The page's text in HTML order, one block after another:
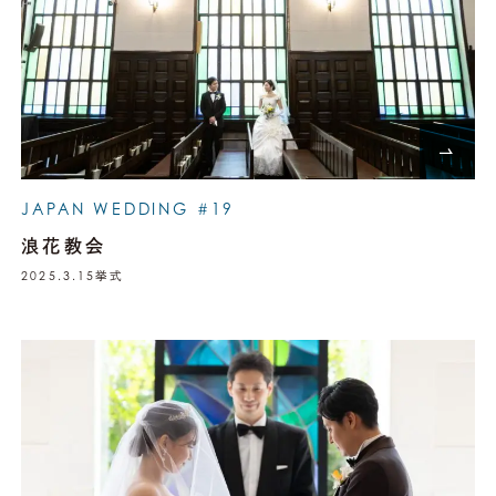
JAPAN WEDDING #19
浪花教会
2025.3.15挙式